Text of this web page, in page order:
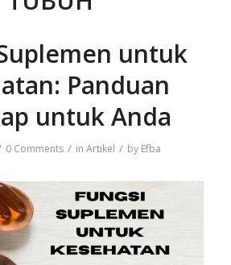
untuk
Panduan
untuk Anda
0 Comments / inArtikel / by Efba